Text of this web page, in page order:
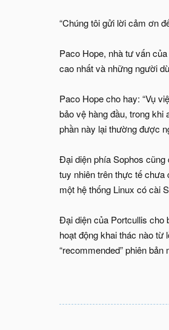
“Chúng tôi gửi lời cảm ơn
Paco Hope, nhà tư vấn
cao nhất và những người
Paco Hope cho hay: “Vụ
bảo vệ hàng đầu, trong khi
phần này lại thường được
Đại diện phía Sophos cũng
tuy nhiên trên thực tế
một hệ thống Linux có cài
Đại diện của Portcullis cho
hoạt động khai thác nào
“recommended” phiên